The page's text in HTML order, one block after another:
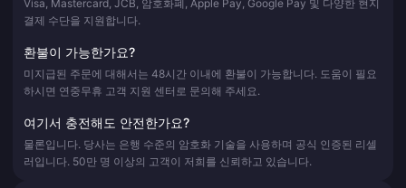
Visa, Mastercard, JCB, 암호화폐, Apple Pay, Google Pay 및 다양한 현지
결제 수단을 지원합니다.
환불이 가능한가요?
미지급된 주문에 대해서는 48시간 이내에 환불이 가능합니다. 도움이 필요
하시면 연중무휴 고객 지원 센터로 문의해 주세요.
여기서 충전해도 안전한가요?
물론입니다. 당사는 은행 수준의 암호화 기술을 사용하며 공식 인증된 리셀
러입니다. 50만 명 이상의 고객이 저희를 신뢰하고 있습니다.